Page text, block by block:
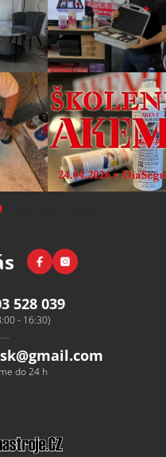
(Po-Pá 8:00-15:00)
FacebookInstagram
528 039
- 16:30)
@gmail.com
do 24 h